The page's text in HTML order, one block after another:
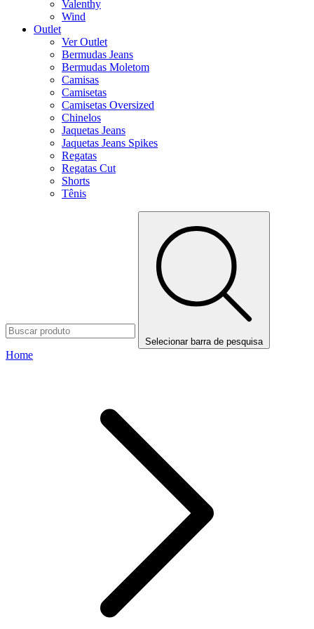
Valenthy
Wind
Outlet
Ver Outlet
Bermudas Jeans
Bermudas Moletom
Camisas
Camisetas
Camisetas Oversized
Chinelos
Jaquetas Jeans
Jaquetas Jeans Spikes
Regatas
Regatas Cut
Shorts
Tênis
Selecionar barra de pesquisa
Home